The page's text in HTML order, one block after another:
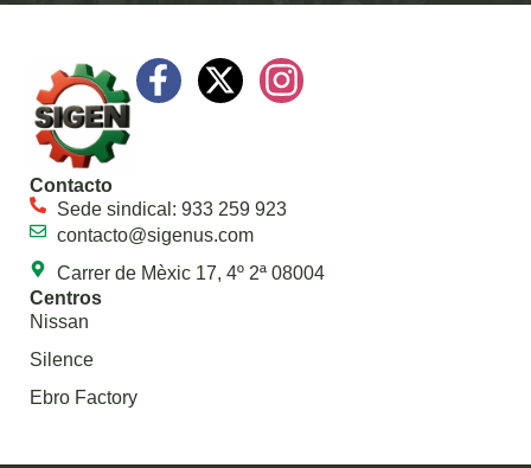
Contacto
Sede sindical: 933 259 923
contacto@sigenus.com
Carrer de Mèxic 17, 4º 2ª 08004
Centros
Nissan
Silence
Ebro Factory